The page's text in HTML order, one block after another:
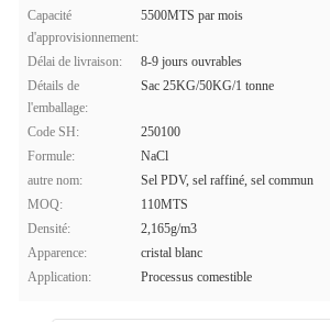
Capacité
d'approvisionnement:
5500MTS par mois
Délai de livraison:
8-9 jours ouvrables
Détails de
l'emballage:
Sac 25KG/50KG/1 tonne
Code SH:
250100
Formule:
NaCl
autre nom:
Sel PDV, sel raffiné, sel commun
MOQ:
110MTS
Densité:
2,165g/m3
Apparence:
cristal blanc
Application:
Processus comestible